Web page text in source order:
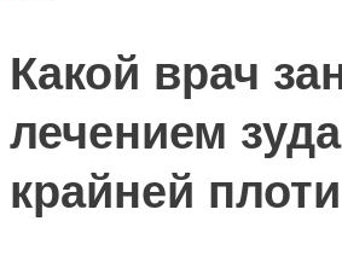
Какой врач
лечением зуда
крайней плоти